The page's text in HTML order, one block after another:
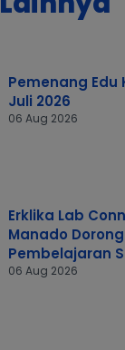
Pemenang Edu
Juli 2026
06 Aug 2026
Erklika Lab
Manado
Pembelajaran
06 Aug 2026